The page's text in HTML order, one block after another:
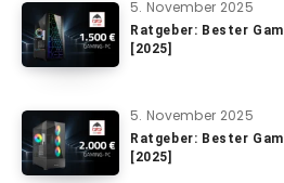
5. November 2025
Ratgeber: Bester
[2025]
5. November 2025
Ratgeber: Bester
[2025]